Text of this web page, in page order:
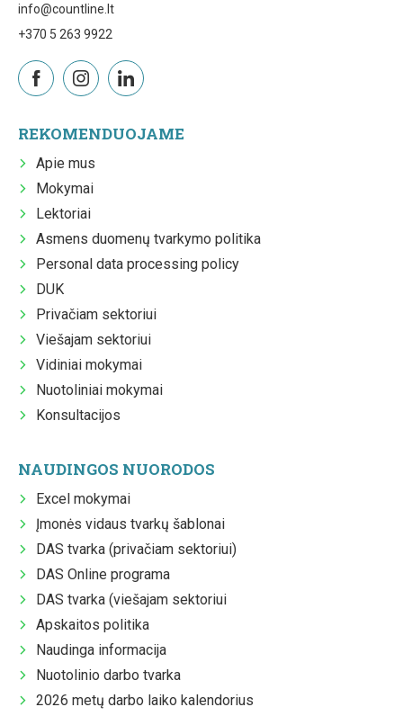
info@countline.lt
+370 5 263 9922
REKOMENDUOJAME
Apie mus
Mokymai
Lektoriai
Asmens duomenų tvarkymo politika
Personal data processing policy
DUK
Privačiam sektoriui
Viešajam sektoriui
Vidiniai mokymai
Nuotoliniai mokymai
Konsultacijos
NAUDINGOS NUORODOS
Excel mokymai
Įmonės vidaus tvarkų šablonai
DAS tvarka (privačiam sektoriui)
DAS Online programa
DAS tvarka (viešajam sektoriui
Apskaitos politika
Naudinga informacija
Nuotolinio darbo tvarka
2026 metų darbo laiko kalendorius